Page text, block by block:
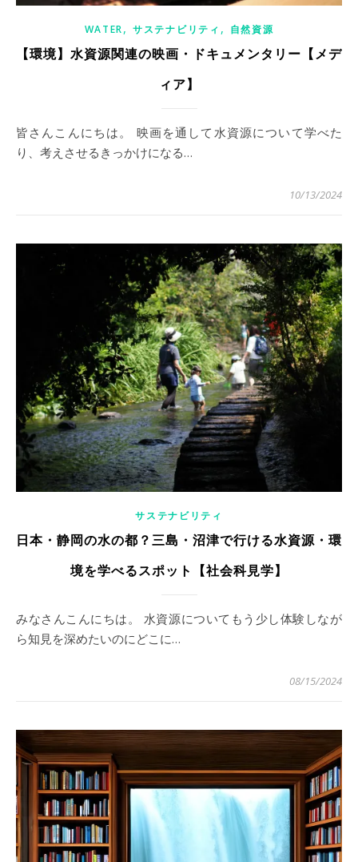
WATER,サステナビリティ , 自然資源
【環境】水資源関連の映画・ドキュメンタリー【メデ
ィア】
皆さんこんにちは。 映画を通して水資源について学べた
り、考えさせるきっかけになる…
10/13/2024
サステナビリティ
日本・静岡の水の都？三島・沼津で行ける水資源・環
境を学べるスポット【社会科見学】
みなさんこんにちは。 水資源についてもう少し体験しなが
ら知見を深めたいのにどこに…
08/15/2024